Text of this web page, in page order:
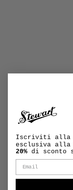
Iscriviti alla
esclusiva alla
20% di sconto